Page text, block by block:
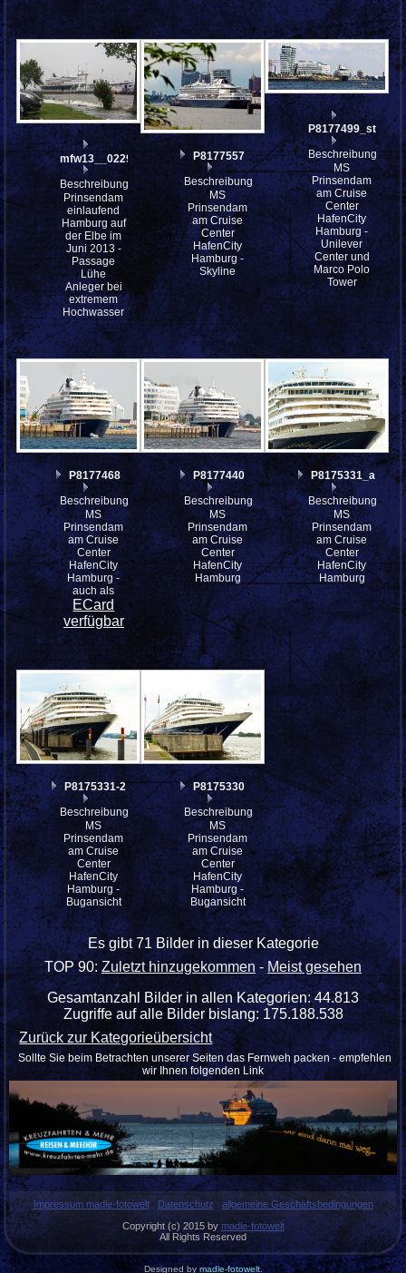
mfw13__022921
Beschreibung:
Prinsendam
einlaufend
Hamburg auf
der Elbe im
Juni 2013 -
Passage
Lühe
Anleger bei
extremem
Hochwasser
P8177557
Beschreibung:
MS
Prinsendam
am Cruise
Center
HafenCity
Hamburg -
Skyline
P8177499_stitch
Beschreibung:
MS
Prinsendam
am Cruise
Center
HafenCity
Hamburg -
Unilever
Center und
Marco Polo
Tower
P8177468
Beschreibung:
MS
Prinsendam
am Cruise
Center
HafenCity
Hamburg -
auch als
ECard
verfügbar
P8177440
Beschreibung:
MS
Prinsendam
am Cruise
Center
HafenCity
Hamburg
P8175331_a
Beschreibung:
MS
Prinsendam
am Cruise
Center
HafenCity
Hamburg
P8175331-2
Beschreibung:
MS
Prinsendam
am Cruise
Center
HafenCity
Hamburg -
Bugansicht
P8175330
Beschreibung:
MS
Prinsendam
am Cruise
Center
HafenCity
Hamburg -
Bugansicht
Es gibt 71 Bilder in dieser Kategorie
TOP 90: Zuletzt hinzugekommen - Meist gesehen
Gesamtanzahl Bilder in allen Kategorien: 44.813
Zugriffe auf alle Bilder bislang: 175.188.538
Zurück zur Kategorieübersicht
Sollte Sie beim Betrachten unserer Seiten das Fernweh packen - empfehlen
wir Ihnen folgenden Link
Impressum madle-fotowelt Datenschutz
allgemeine Geschäftsbedingungen
Copyright (c) 2015 by madle-fotowelt
All Rights Reserved
Designed by madle-fotowelt.